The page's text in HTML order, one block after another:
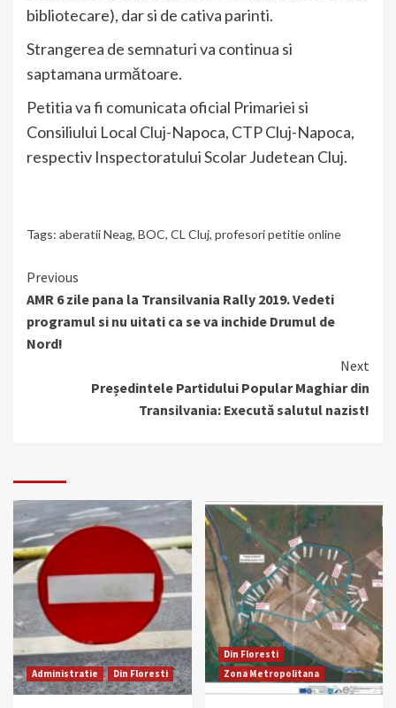
bibliotecare), dar si de cativa parinti.
Strangerea de semnaturi va continua si
saptamana următoare.
Petitia va fi comunicata oficial Primariei si
Consiliului Local Cluj-Napoca, CTP Cluj-Napoca,
respectiv Inspectoratului Scolar Judetean Cluj.
Tags: aberatii Neag, BOC, CL Cluj, profesori petitie online
Continue
Reading
Previous
AMR 6 zile pana la Transilvania Rally 2019. Vedeti
programul si nu uitati ca se va inchide Drumul de
Nord!
Next
Președintele Partidului Popular Maghiar din
Transilvania: Execută salutul nazist!
Administratie Din Floresti
Din Floresti
Zona Metropolitana